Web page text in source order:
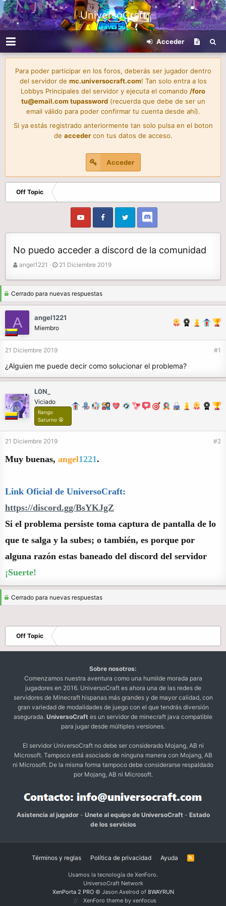
UniversoCraft
Acceder
Para poder participar en los foros, deberás ser jugador dentro
del servidor de mc.universocraft.com! Tan solo entra a los
Lobbys Principales del servidor y ejecuta el comando /foro
tu@email.com tupassword(recuerda que debe de ser un
email válido para poder confirmar tu cuenta desde ahí).
Si ya estás registrado anteriormente tan solo pulsa en el boton
de accedercon tus datos de acceso.
Acceder
Off Topic
No puedo acceder a discord de la comunidad
A
o
r
angel1221
F
h
a
e
i
n
i
o
21 Diciembre 2019
Cerrado para nuevas respuestas
A angel1221
Miembro
21 Diciembre 2019 #1
¿Alguien me puede decir como solucionar el problema?
L0N_
Viciado
Rango
Saturno ⦿
21 Diciembre 2019 #2
Muy buenas, angel1221.
Link Oficial de UniversoCraft:
https://discord.gg/BsYKJgZ
Si el problema persiste toma captura de pantalla de lo
que te salga y la subes; o también, es porque por
alguna razón estas baneado del discord del servidor
¡Suerte!
Cerrado para nuevas respuestas
Off Topic
Sobre nosotros:
Comenzamos nuestra aventura como una humilde morada para
jugadores en 2016. UniversoCraft es ahora una de las redes de
servidores de Minecraft hispanas más grandes y de mayor calidad, con
gran variedad de modalidades de juego con el que tendrás diversión
asegurada. UniversoCraft es un servidor de minecraft java compatible
para jugar desde múltiples versiones.
El servidor UniversoCraft no debe ser considerado Mojang, AB ni
Microsoft. Tampoco está asociado de ninguna manera con Mojang, AB
ni Microsoft. De la misma forma tampoco debe considerarse respaldado
por Mojang, AB ni Microsoft.
Asistencia al jugador- Unete al equipo de UniversoCraft - Estado
de los servicios
Términos y reglas Política de privacidad Ayuda
R
Usamos la tecnología de XenForo.
UniversoCraft Network
XenPorta 2 PRO© Jason Axelrod of 8WAYRUN
XenForo theme by xenfocus